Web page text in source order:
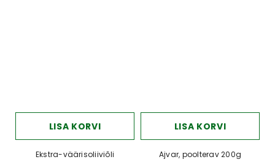
LISA KORVI
Ekstra-väärisoliiviõli
LISA KORVI
Ajvar, poolterav 200g